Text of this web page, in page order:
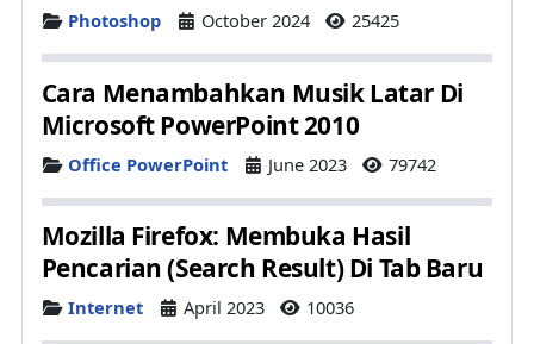
DetailsPhotoshop October 2024 25425
Cara Menambahkan Musik Latar Di
Microsoft PowerPoint 2010
Details
Office PowerPoint June 2023 79742
Mozilla Firefox: Membuka Hasil
Pencarian (Search Result) Di Tab Baru
Details
Internet April 2023 10036